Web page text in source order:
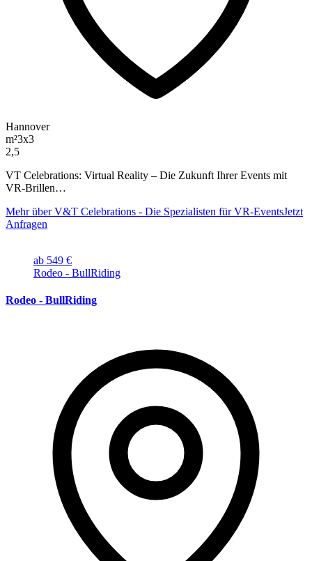
Hannover
m²3x3
2,5
VT Celebrations: Virtual Reality – Die Zukunft Ihrer Events mit
VR-Brillen…
Mehr über V&T Celebrations - Die Spezialisten für VR-EventsJetzt
Anfragen
ab 549 €
Rodeo - BullRiding
Rodeo - BullRiding